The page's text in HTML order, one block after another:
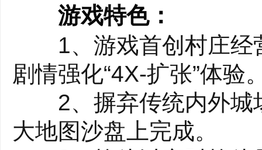
游戏特色：
1、游戏首创村庄经营
剧情强化“4X-扩张”体验
2、摒弃传统内外城
大地图沙盘上完成。